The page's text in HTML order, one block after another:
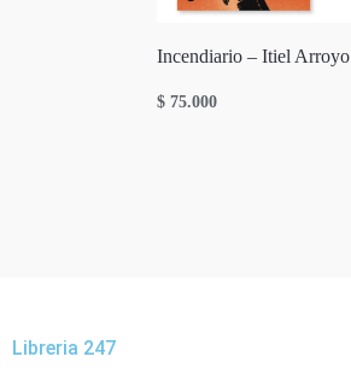
Incendiario – Itiel Arroyo
$ 75.000
Libreria 247